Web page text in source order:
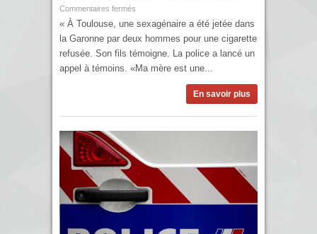
Commentaires fermés
« À Toulouse, une sexagénaire a été jetée dans
la Garonne par deux hommes pour une cigarette
refusée. Son fils témoigne. La police a lancé un
appel à témoins. «Ma mère est une...
En savoir plus